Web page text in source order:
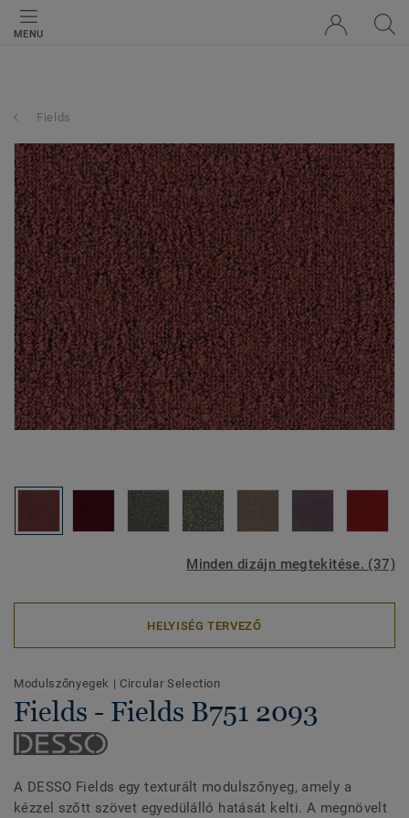
MENU
Fields
Minden dizájn megtekitése. (37)
HELYISÉG TERVEZŐ
Modulszőnyegek | Circular Selection
Fields - Fields B751 2093
A DESSO Fields egy texturált modulszőnyeg, amely a
kézzel szőtt szövet egyedülálló hatását kelti. A megnövelt